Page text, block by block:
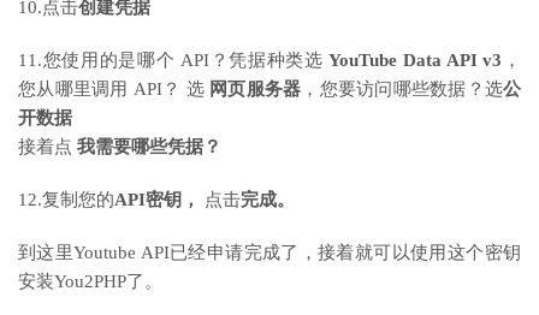
10.点击创建凭据
11.您使用的是哪个 API？凭据种类选 YouTube Data API v3 ，
您从哪里调用 API？ 选网页服务器 ，您要访问哪些数据？选公
开数据
接着点 我需要哪些凭据？
12.复制您的API密钥， 点击完成。
到这里Youtube API已经申请完成了，接着就可以使用这个密钥
安装You2PHP了。